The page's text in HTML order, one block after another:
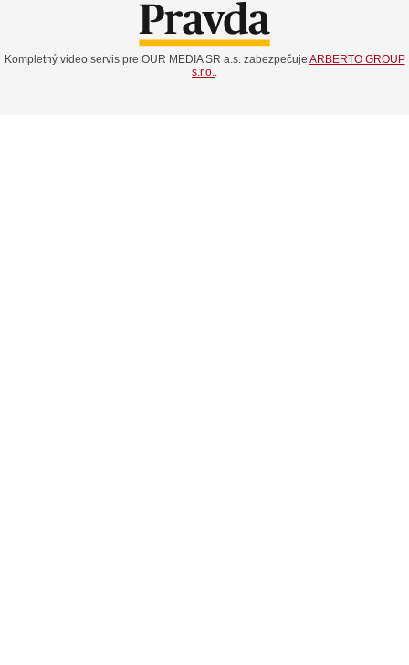
Kompletný video servis pre OUR MEDIA SR a.s. zabezpečuje ARBERTO GROUP
s.r.o.